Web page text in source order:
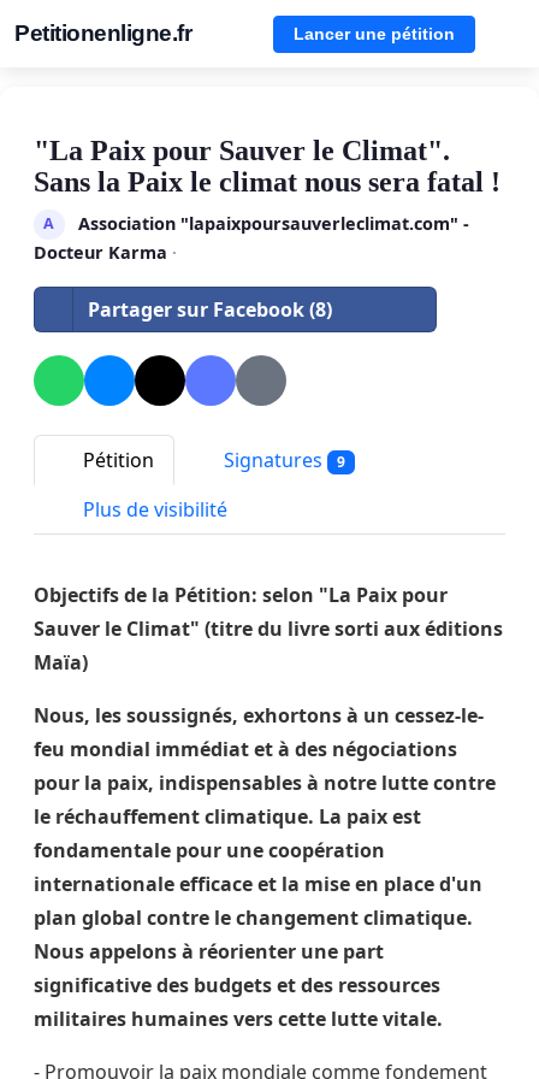
Petitionenligne.fr Lancer une pétition
"La Paix pour Sauver le Climat".
Sans la Paix le climat nous sera fatal !
A
Association "lapaixpoursauverleclimat.com" -
Docteur Karma ·
Partager sur Facebook (8)
Pétition Signatures 9
Plus de visibilité
Objectifs de la Pétition: selon "La Paix pour
Sauver le Climat" (titre du livre sorti aux éditions
Maïa)
Nous, les soussignés, exhortons à un cessez-le-
feu mondial immédiat et à des négociations
pour la paix, indispensables à notre lutte contre
le réchauffement climatique. La paix est
fondamentale pour une coopération
internationale efficace et la mise en place d'un
plan global contre le changement climatique.
Nous appelons à réorienter une part
significative des budgets et des ressources
militaires humaines vers cette lutte vitale.
- Promouvoir la paix mondiale comme fondement